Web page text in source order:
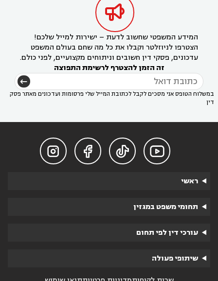

המידע המשפטי שחשוב לדעת – ישירות למייל שלכם!
הצטרפו לניוזלטר וקבלו את כל מה שחם בעולם המשפט
עדכונים, פסקי דין חשובים וניתוחים מקצועיים, לפני כולם.
זה הזמן להצטרף לרשימת התפוצה
במשלוח הטופס אני מסכים לקבל לכתובת המייל שלי פרסומות ועדכונים מאתר פסק
דין




ראשי
תחומי משפט במגזין
עורכי דין לפי תחום
שיתופי פעולה